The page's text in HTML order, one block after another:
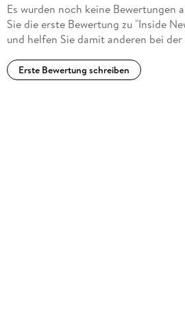
Es wurden noch keine Bewertungen
Sie die erste Bewertung zu "Inside
und helfen Sie damit anderen bei
Erste Bewertung schreiben